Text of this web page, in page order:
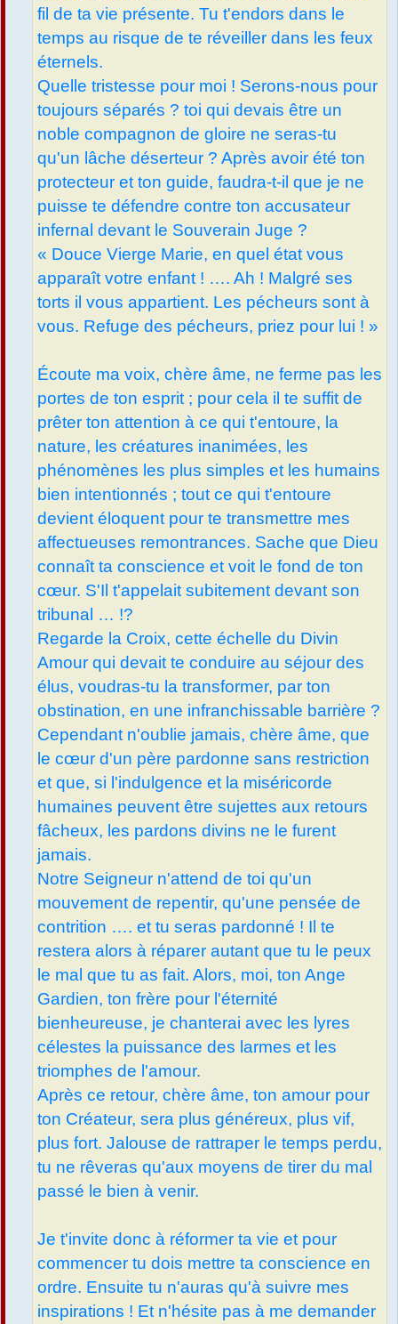
fil de ta vie présente. Tu t'endors dans le
temps au risque de te réveiller dans les feux
éternels.
Quelle tristesse pour moi ! Serons-nous pour
toujours séparés ? toi qui devais être un
noble compagnon de gloire ne seras-tu
qu'un lâche déserteur ? Après avoir été ton
protecteur et ton guide, faudra-t-il que je ne
puisse te défendre contre ton accusateur
infernal devant le Souverain Juge ?
« Douce Vierge Marie, en quel état vous
apparaît votre enfant ! …. Ah ! Malgré ses
torts il vous appartient. Les pécheurs sont à
vous. Refuge des pécheurs, priez pour lui ! »
Écoute ma voix, chère âme, ne ferme pas les
portes de ton esprit ; pour cela il te suffit de
prêter ton attention à ce qui t'entoure, la
nature, les créatures inanimées, les
phénomènes les plus simples et les humains
bien intentionnés ; tout ce qui t'entoure
devient éloquent pour te transmettre mes
affectueuses remontrances. Sache que Dieu
connaît ta conscience et voit le fond de ton
cœur. S'Il t'appelait subitement devant son
tribunal … !?
Regarde la Croix, cette échelle du Divin
Amour qui devait te conduire au séjour des
élus, voudras-tu la transformer, par ton
obstination, en une infranchissable barrière ?
Cependant n'oublie jamais, chère âme, que
le cœur d'un père pardonne sans restriction
et que, si l'indulgence et la miséricorde
humaines peuvent être sujettes aux retours
fâcheux, les pardons divins ne le furent
jamais.
Notre Seigneur n'attend de toi qu'un
mouvement de repentir, qu'une pensée de
contrition …. et tu seras pardonné ! Il te
restera alors à réparer autant que tu le peux
le mal que tu as fait. Alors, moi, ton Ange
Gardien, ton frère pour l'éternité
bienheureuse, je chanterai avec les lyres
célestes la puissance des larmes et les
triomphes de l'amour.
Après ce retour, chère âme, ton amour pour
ton Créateur, sera plus généreux, plus vif,
plus fort. Jalouse de rattraper le temps perdu,
tu ne rêveras qu'aux moyens de tirer du mal
passé le bien à venir.
Je t'invite donc à réformer ta vie et pour
commencer tu dois mettre ta conscience en
ordre. Ensuite tu n'auras qu'à suivre mes
inspirations ! Et n'hésite pas à me demander